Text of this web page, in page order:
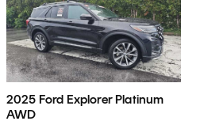
2025 Ford Explorer Platinum
AWD